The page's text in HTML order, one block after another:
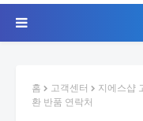
홈 고객센터
지에스샵
환 반품 연락처